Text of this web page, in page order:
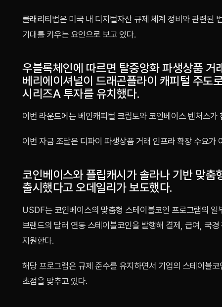
클래리티법은 미국 내 디지털자산 규제 체계 정비와 관련된
기대를 키우는 요인으로 보고 있다.
우블록체인에 따르면 탈중앙화 파생상품 거
베리에이셔널이 드래곤플라이 캐피털 주도
시리즈A 투자를 유치했다.
이번 라운드에는 베인캐피털 크립토와 코인베이스 벤처스가
이번 자금 조달은 디파이 파생상품 거래 인프라 확장 수요가
코인베이스와 플립캐시가 솔라나 기반 맞
출시했다고 오데일리가 보도했다.
USDF는 코인베이스의 맞춤형 스테이블코인 프로그램의 일
브랜드의 달러 연동 스테이블코인을 발행해 결제, 급여, 국
지원한다.
해당 프로그램은 규제 준수를 유지하면서 기업의 스테이블
초점을 맞추고 있다.